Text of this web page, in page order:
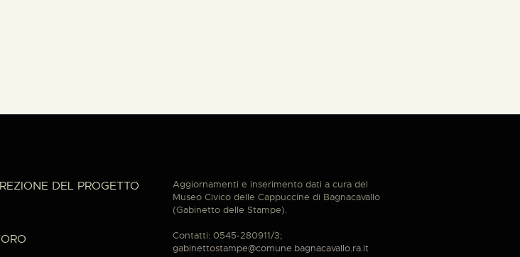
DEL PROGETTO
Aggiornamenti e inserimento dati a cura del
Museo Civico delle Cappuccine di Bagnacavallo
(Gabinetto delle Stampe).
Contatti: 0545-280911/3;
gabinettostampe@comune.bagnacavallo.ra.it